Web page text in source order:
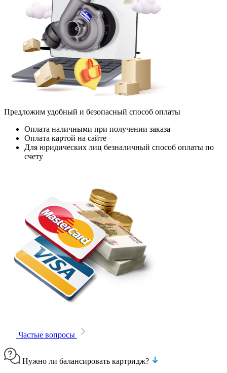
Предложим удобный и безопасный способ оплаты
Оплата наличными при получении заказа
Оплата картой на сайте
Для юридических лиц безналичный способ оплаты по
счету
Частые вопросы
Нужно ли балансировать картридж?